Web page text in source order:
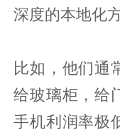
深度的本地化方
比如，他们通
给玻璃柜，给
手机利润率极